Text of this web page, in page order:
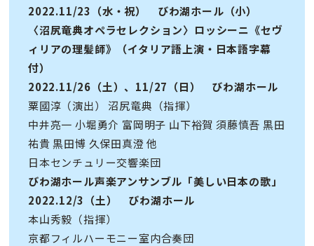
2022.11/23（水・祝） びわ湖ホール（小）
〈沼尻竜典オペラセレクション〉ロッシーニ《セヴ
ィリアの理髪師》（イタリア語上演・日本語字幕
付）
2022.11/26（土）、11/27（日） びわ湖ホール
粟國淳（演出） 沼尻竜典（指揮）
中井亮一 小堀勇介 富岡明子 山下裕賀 須藤慎吾 黒田
祐貴 黒田博 久保田真澄 他
日本センチュリー交響楽団
びわ湖ホール声楽アンサンブル「美しい日本の歌」
2022.12/3（土） びわ湖ホール
本山秀毅（指揮）
京都フィルハーモニー室内合奏団